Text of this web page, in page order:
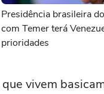
Presidência brasileira
com Temer terá
prioridades
vivem